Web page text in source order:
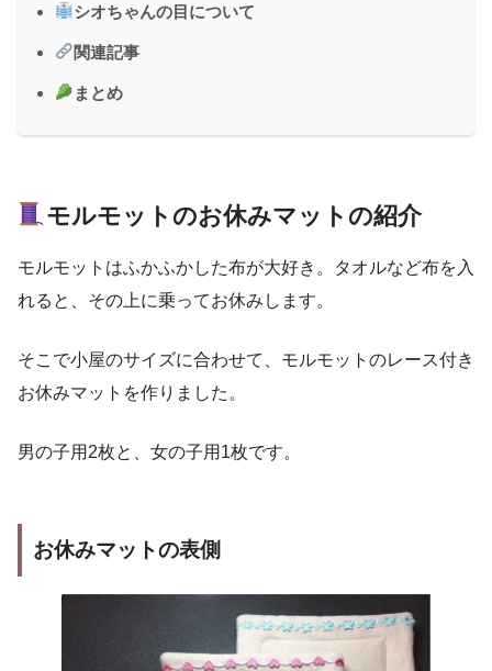
シオちゃんの目について
関連記事
まとめ
モルモットのお休みマットの紹介
モルモットはふかふかした布が大好き。タオルなど布を入
れると、その上に乗ってお休みします。
そこで小屋のサイズに合わせて、モルモットのレース付き
お休みマットを作りました。
男の子用2枚と、女の子用1枚です。
お休みマットの表側